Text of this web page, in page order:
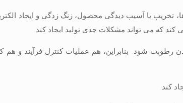
تخریب یا آسیب دیدگی محصول، زنگ زدگی و ایجاد
که می تواند مشکلات جدی تولید ایجاد کند.
شود. بنابراین، هم عملیات کنترل فرآیند و هم
کند.